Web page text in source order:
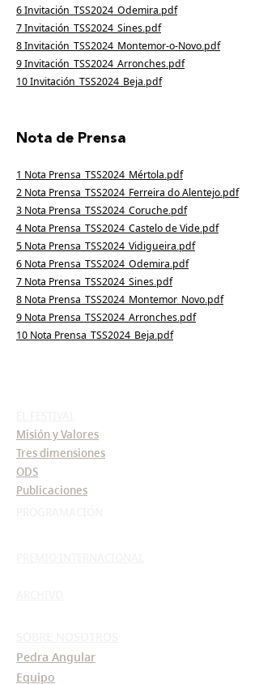
6 Invitación_TSS2024_Odemira.pdf
7 Invitación_TSS2024_Sines.pdf
8 Invitación_TSS2024_Montemor-o-Novo.pdf
9 Invitación_TSS2024_Arronches.pdf
10 Invitación_TSS2024_Beja.pdf
Nota de Prensa
1 Nota Prensa_TSS2024_Mértola.pdf
2 Nota Prensa_TSS2024_Ferreira do Alentejo.pdf
3 Nota Prensa _TSS2024_Coruche.pdf
4 Nota Prensa _TSS2024_Castelo de Vide.pdf
5 Nota Prensa _TSS2024_Vidigueira.pdf
6 Nota Prensa _TSS2024_Odemira.pdf
7 Nota Prensa _TSS2024_Sines.pdf
8 Nota Prensa _TSS2024_Montemor_Novo.pdf
9 Nota Prensa _TSS2024_Arronches.pdf
10 Nota Prensa_TSS2024_Beja.pdf
Misión y Valores
Tres dimensiones
ODS
Publicaciones
Pedra Angular
Equipo